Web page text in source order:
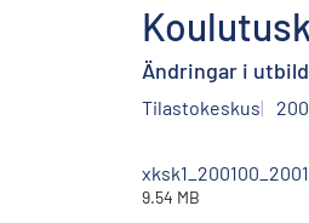
Ändringar i
Tilastokeskus
9.54 MB